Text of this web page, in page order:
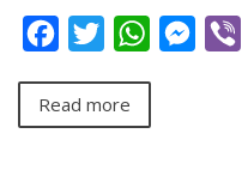
FacebookTwitterWhatsApp
Read more